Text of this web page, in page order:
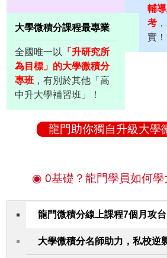
輔
考
實！
大學微積分課程最專業
全國唯一以 「升研究所
為目標」的大學微積分
專班，有別於其他「高
中升大學補習班」！
龍門助你獨自升級大學
◉ 0基礎？龍門學員如何
龍門微積分線上課程7個月攻
大學微積分名師助力，私校逆